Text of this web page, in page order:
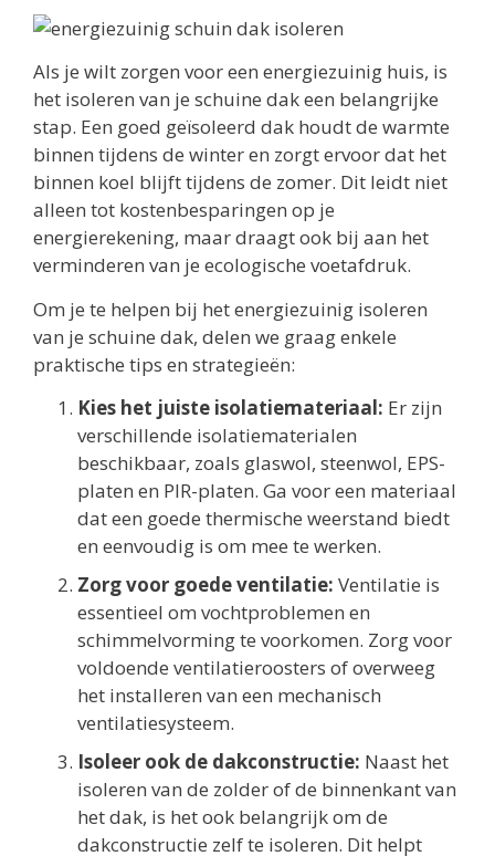
Als je wilt zorgen voor een energiezuinig huis, is
het isoleren van je schuine dak een belangrijke
stap. Een goed geïsoleerd dak houdt de warmte
binnen tijdens de winter en zorgt ervoor dat het
binnen koel blijft tijdens de zomer. Dit leidt niet
alleen tot kostenbesparingen op je
energierekening, maar draagt ook bij aan het
verminderen van je ecologische voetafdruk.
Om je te helpen bij het energiezuinig isoleren
van je schuine dak, delen we graag enkele
praktische tips en strategieën:
Kies het juiste isolatiemateriaal: Er zijn
verschillende isolatiematerialen
beschikbaar, zoals glaswol, steenwol, EPS-
platen en PIR-platen. Ga voor een materiaal
dat een goede thermische weerstand biedt
en eenvoudig is om mee te werken.
Zorg voor goede ventilatie: Ventilatie is
essentieel om vochtproblemen en
schimmelvorming te voorkomen. Zorg voor
voldoende ventilatieroosters of overweeg
het installeren van een mechanisch
ventilatiesysteem.
Isoleer ook de dakconstructie: Naast het
isoleren van de zolder of de binnenkant van
het dak, is het ook belangrijk om de
dakconstructie zelf te isoleren. Dit helpt